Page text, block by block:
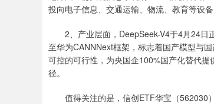
投向电子信息、交通运输、物流、教育等设
2、产业层面，DeepSeek-V4于4月24日
至华为CANNNext框架，标志着国产模型与
可控的可行性，为央国企100%国产化替代
径。
值得关注的是，信创ETF华宝（562030